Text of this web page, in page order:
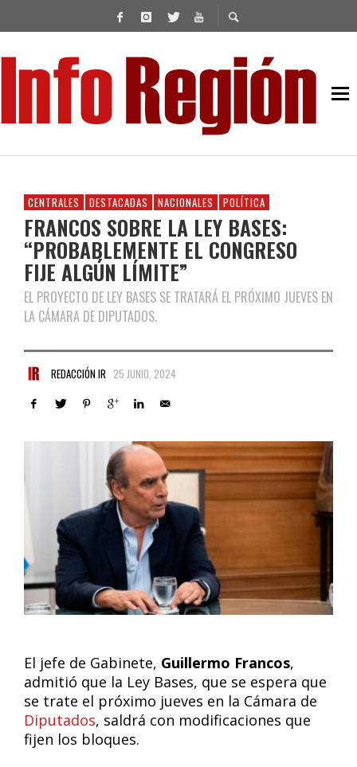
CENTRALES DESTACADAS NACIONALES POLÍTICA
FRANCOS SOBRE LA LEY BASES:
“PROBABLEMENTE EL CONGRESO
FIJE ALGÚN LÍMITE”
EL PROYECTO DE LEY BASES SE TRATARÁ EL PRÓXIMO JUEVES EN
LA CÁMARA DE DIPUTADOS.
REDACCIÓN IR 25 JUNIO, 2024
El jefe de Gabinete, Guillermo Francos,
admitió que la Ley Bases, que se espera que
se trate el próximo jueves en la Cámara de
Diputados, saldrá con modificaciones que
fijen los bloques.